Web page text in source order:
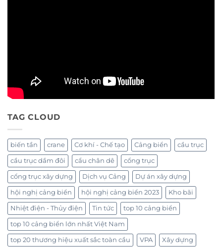
TAG CLOUD
biến tần crane Cơ khí - Chế tạo Cảng biển cầu trục
cầu trục dầm đôi cẩu chân dê cổng trục
cổng trục xây dựng Dịch vụ Cảng Dự án xây dựng
hội nghị cảng biển hội nghị cảng biển 2023 Kho bãi
Nhiệt điện - Thủy điện Tin tức top 10 cảng biển
top 10 cảng biển lớn nhất Việt Nam
top 20 thương hiệu xuất sắc toàn cầu VPA Xây dựng